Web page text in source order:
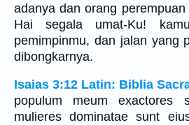
adanya dan orang
Hai segala umat-Ku!
pemimpinmu, dan jalan yang
dibongkarnya.
Isaias 3:12 Latin: Biblia
populum meum exactores
mulieres dominatae sunt